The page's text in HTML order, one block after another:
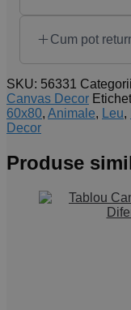
Cum pot
SKU: 56331
Canvas Decor
60x80, Animale, Leu,
Decor
Produse